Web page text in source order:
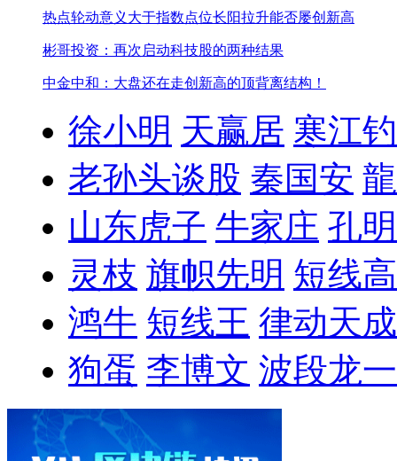
热点轮动意义大于指数点位长阳拉升能否屡创新高
彬哥投资：再次启动科技股的两种结果
中金中和：大盘还在走创新高的顶背离结构！
徐小明 天赢居 寒江
老孙头谈股 秦国安
山东虎子 牛家庄 孔
灵枝 旗帜先明 短线
鸿牛 短线王 律动天成
狗蛋 李博文 波段龙一